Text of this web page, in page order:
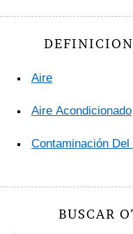
Aire
Aire Acondicionado
Contaminación Del
BUSCAR